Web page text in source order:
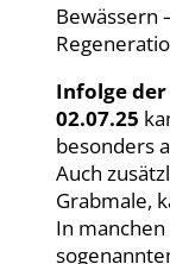
Bewässern
Infolge der
02.07.25
besonders
Auch
Grabmale,
In